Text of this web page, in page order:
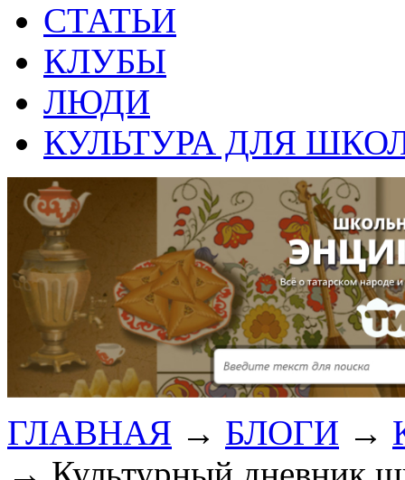
СТАТЬИ
КЛУБЫ
ЛЮДИ
КУЛЬТУРА ДЛЯ
ГЛАВНАЯ → БЛОГИ →